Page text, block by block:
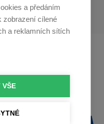
a předáním
zobrazení cílené
a reklamních sítích
VŠE